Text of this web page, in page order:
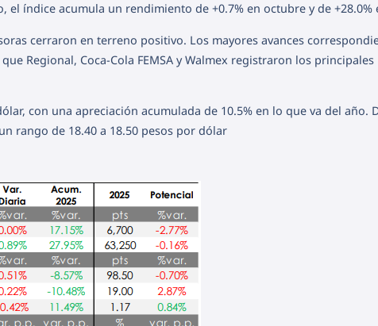
el índice acumula un rendimiento de +0.7% en octubre y de +28.0%
cerraron en terreno positivo. Los mayores avances
Regional, Coca-Cola FEMSA y Walmex registraron los principales
con una apreciación acumulada de 10.5% en lo que va del año.
rango de 18.40 a 18.50 pesos por dólar